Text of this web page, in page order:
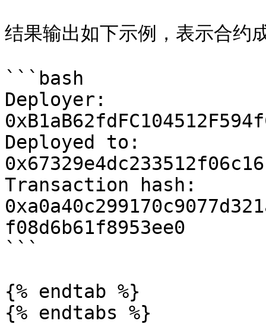
结果输出如下示例，表示合约
```bash
Deployer:
Deployed to:
Transaction hash:
f08d6b61f8953ee0
```
{% endtab %}
{% endtabs %}